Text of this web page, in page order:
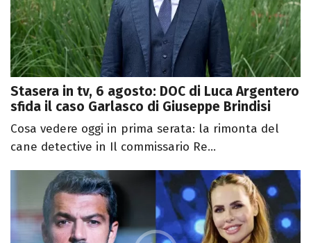
Stasera in tv, 6 agosto: DOC di Luca Argentero
sfida il caso Garlasco di Giuseppe Brindisi
Cosa vedere oggi in prima serata: la rimonta del
cane detective in Il commissario Re...